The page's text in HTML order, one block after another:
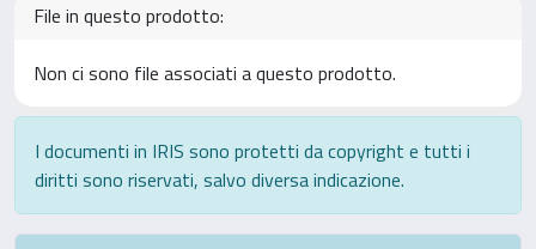
File in questo prodotto:
Non ci sono file associati a questo prodotto.
I documenti in IRIS sono protetti da copyright e tutti i
diritti sono riservati, salvo diversa indicazione.